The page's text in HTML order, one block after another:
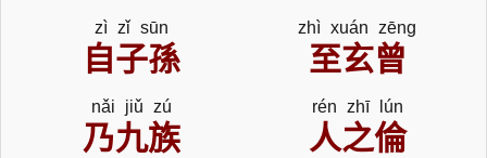
zì zǐ sūn zhì xuán zēng
自子孫 至玄曾
nǎi jiǔ zú rén zhī lún
乃九族 人之倫